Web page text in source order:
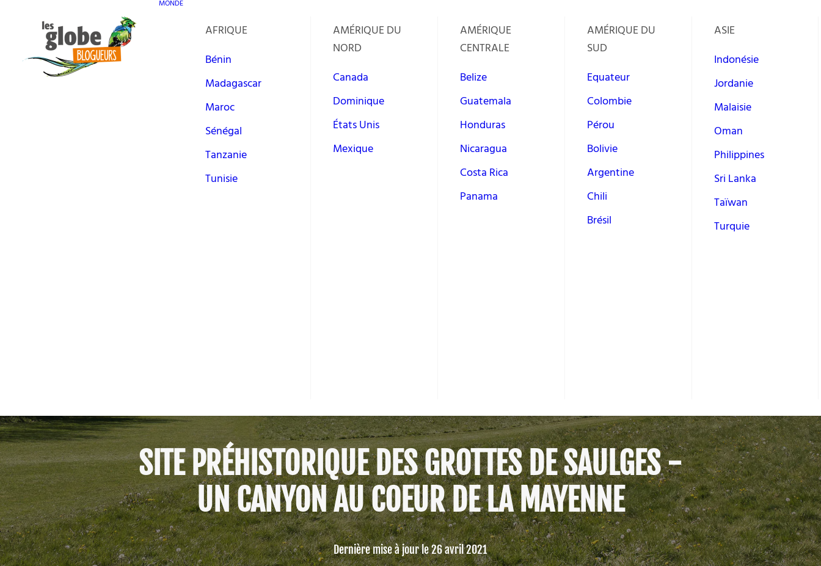
MONDE
AFRIQUE
Bénin
Madagascar
Maroc
Sénégal
Tanzanie
Tunisie
AMÉRIQUE DU
NORD
Canada
Dominique
États Unis
Mexique
AMÉRIQUE
CENTRALE
Belize
Guatemala
Honduras
Nicaragua
Costa Rica
Panama
AMÉRIQUE DU
SUD
Equateur
Colombie
Pérou
Bolivie
Argentine
Chili
Brésil
ASIE
Indonésie
Jordanie
Malaisie
Oman
Philippines
Sri Lanka
Taïwan
Turquie
SITE PRÉHISTORIQUE DES GROTTES DE SAULGES -
UN CANYON AU COEUR DE LA MAYENNE
Dernière mise à jour le 26 avril 2021